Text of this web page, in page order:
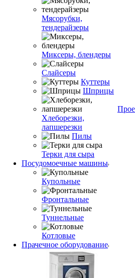
Мясорубки,
тендерайзеры
Миксеры, блендеры
Слайсеры
Куттеры
Шприцы
Хлеборезки,
лапшерезки
Пилы
Терки для сыра
Посудомоечные машины
Купольные
Фронтальные
Туннельные
Котловые
Прачечное оборудование